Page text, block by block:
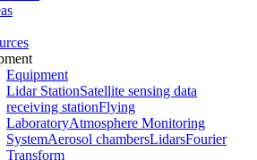
Equipment
Lidar StationSatellite sensing data
receiving stationFlying
LaboratoryAtmosphere Monitoring
SystemAerosol chambersLidarsFourier
Transform